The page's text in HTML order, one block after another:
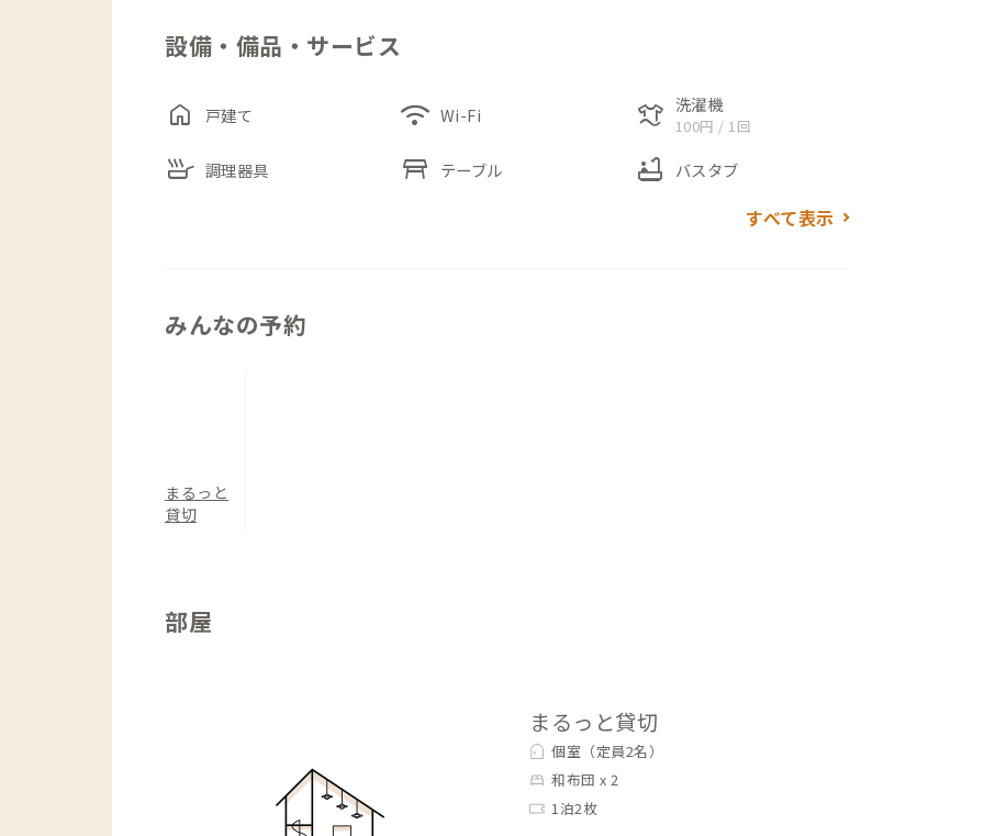
ます。最寄りのスーパーまで徒歩4分ですので、ぜひ新鮮な魚介類を手に入れ、ぞん
浴室には内側から開放できる扉があり、海から帰ってそのままお風呂へ、というわ
洗練された空間で、とろけるようにお休みください。
設備・備品・サービス
home 戸建て wifi Wi-Fi laundry 洗濯機
100円 / 1回
skillet 調理器具 table_restaurant テーブル bathtub バスタブ
すべて表示
みんなの予約
まるっと
貸切
部屋
まるっと貸切
個室（定員2名）
和布団 x 2
1泊2枚